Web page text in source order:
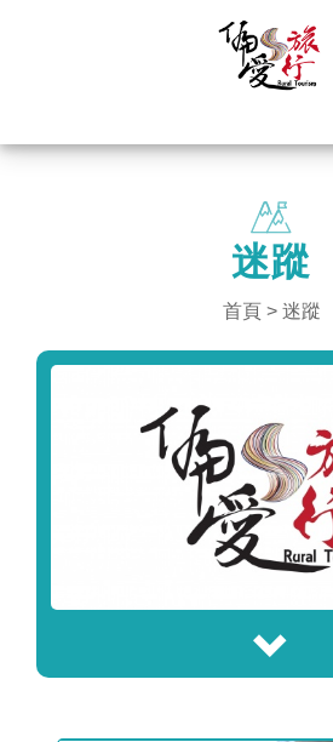
迷蹤
首頁> 迷蹤